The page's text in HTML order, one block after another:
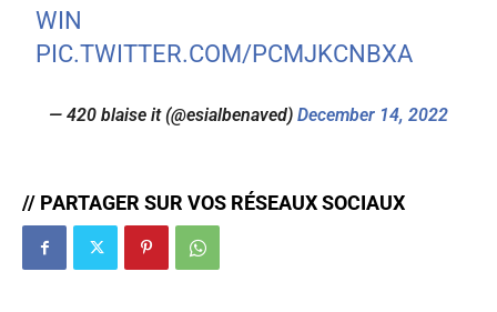
WIN
PIC.TWITTER.COM/PCMJKCNBXA
— 420 blaise it (@esialbenaved) December 14, 2022
// PARTAGER SUR VOS RÉSEAUX SOCIAUX